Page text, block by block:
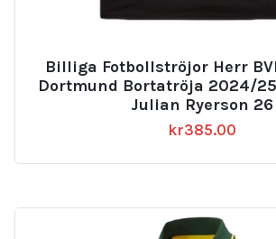
Billiga Fotbollströjor Herr
Dortmund Bortatröja 2024/
Julian Ryerson 26
kr385.00